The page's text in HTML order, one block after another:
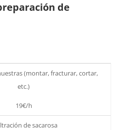
de
(montar, fracturar, cortar,
etc.)
19€/h
de sacarosa